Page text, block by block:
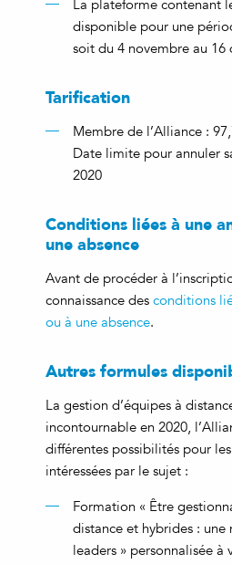
La plateforme contenant
disponible pour une
soit du 4 novembre au 16
Tarification
Membre de l’Alliance :
Date limite pour annuler
2020
Conditions liées à une
une absence
Avant de procéder à
connaissance des conditions
ou à une absence.
Autres formules
La gestion d’équipes à
incontournable en 2020,
différentes possibilités pour
intéressées par le sujet :
Formation « Être
distance et hybrides : une
leaders » personnalisée